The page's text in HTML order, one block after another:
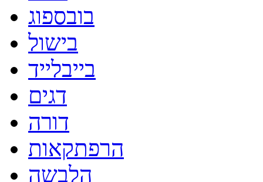
בובספוג
בישול
בייבלייד
דגים
דורה
הרפתקאות
הלבשה